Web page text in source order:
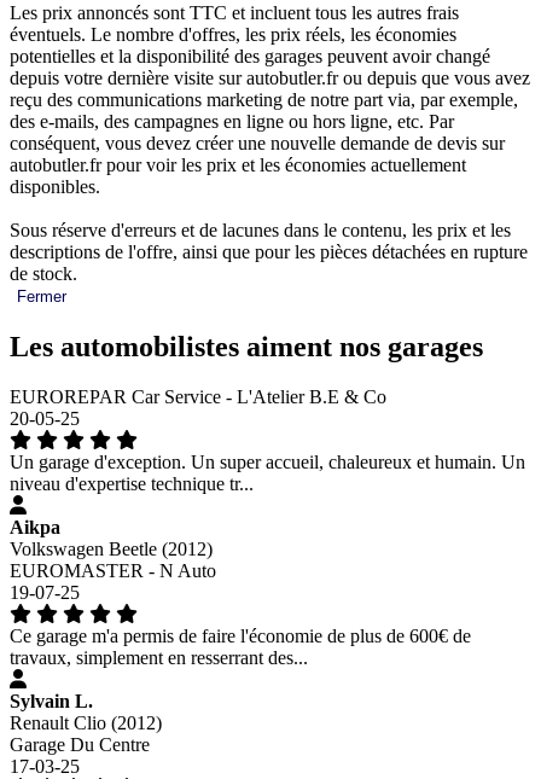
Les prix annoncés sont TTC et incluent tous les autres frais
éventuels. Le nombre d'offres, les prix réels, les économies
potentielles et la disponibilité des garages peuvent avoir changé
depuis votre dernière visite sur autobutler.fr ou depuis que vous avez
reçu des communications marketing de notre part via, par exemple,
des e-mails, des campagnes en ligne ou hors ligne, etc. Par
conséquent, vous devez créer une nouvelle demande de devis sur
autobutler.fr pour voir les prix et les économies actuellement
disponibles.
Sous réserve d'erreurs et de lacunes dans le contenu, les prix et les
descriptions de l'offre, ainsi que pour les pièces détachées en rupture
de stock.
Fermer
Les automobilistes aiment nos garages
EUROREPAR Car Service - L'Atelier B.E & Co
20-05-25
Un garage d'exception. Un super accueil, chaleureux et humain. Un
niveau d'expertise technique tr...
Aikpa
Volkswagen Beetle (2012)
EUROMASTER - N Auto
19-07-25
Ce garage m'a permis de faire l'économie de plus de 600€ de
travaux, simplement en resserrant des...
Sylvain L.
Renault Clio (2012)
Garage Du Centre
17-03-25